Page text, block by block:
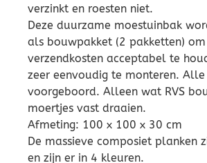
verzinkt en roesten niet.
Deze duurzame moestuinbak
als bouwpakket (2 pakketten)
verzendkosten acceptabel te
zeer eenvoudig te monteren.
voorgeboord. Alleen wat RVS
moertjes vast draaien.
Afmeting: 100 x 100 x 30 cm
De massieve composiet planken
en zijn er in 4 kleuren.